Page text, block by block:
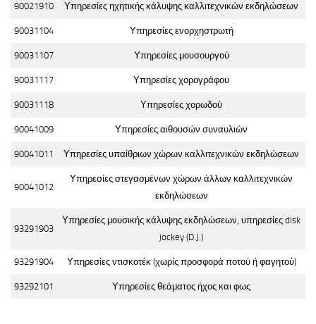
90021910 Υπηρεσίες ηχητικής κάλυψης καλλιτεχνικών εκδηλώσεων
90031104 Υπηρεσίες ενορχηστρωτή
90031107 Υπηρεσίες μουσουργού
90031117 Υπηρεσίες χορογράφου
90031118 Υπηρεσίες χορωδού
90041009 Υπηρεσίες αιθουσών συναυλιών
90041011 Υπηρεσίες υπαίθριων χώρων καλλιτεχνικών εκδηλώσεων
90041012
Υπηρεσίες στεγασμένων χώρων άλλων καλλιτεχνικών
εκδηλώσεων
93291903
Υπηρεσίες μουσικής κάλυψης εκδηλώσεων, υπηρεσίες disk
jockey (D.J.)
93291904 Υπηρεσίες ντισκοτέκ (χωρίς προσφορά ποτού ή φαγητού)
93292101 Υπηρεσίες θεάματος ήχος και φως